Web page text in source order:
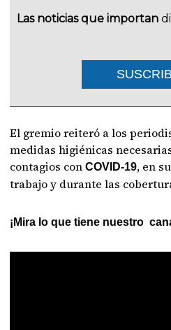
Las noticias que importan
El gremio reiteró a los
medidas higiénicas
contagios conCOVID-19, en
trabajo y durante las
¡Mira lo que tiene nuestro